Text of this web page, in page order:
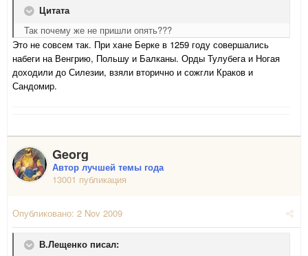
Цитата
Так почему же не пришли опять???
Это не совсем так. При хане Берке в 1259 году совершались
набеги на Венгрию, Польшу и Балканы. Орды Тулубега и Ногая
доходили до Силезии, взяли вторично и сожгли Краков и
Сандомир.
Georg
Автор лучшей темы года
13001 публикация
Опубликовано: 2 Nov 2009
В.Лещенко писал: